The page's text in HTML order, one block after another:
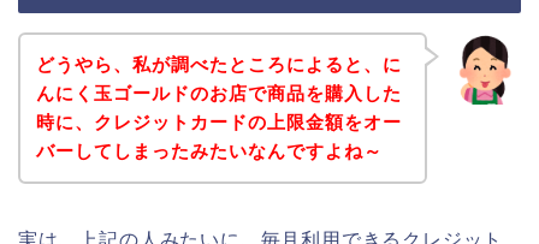
どうやら、私が調べたところによると、に
んにく玉ゴールドのお店で商品を購入した
時に、クレジットカードの上限金額をオー
バーしてしまったみたいなんですよね～
実は、上記の人みたいに、毎月利用できるクレジット